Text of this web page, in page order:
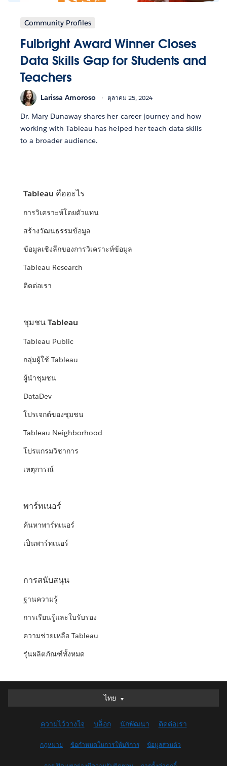
Community Profiles
Fulbright Award Winner Closes
Data Skills Gap for Students and
Teachers
Larissa Amoroso ตุลาคม 25, 2024
Dr. Mary Dunaway shares her career journey and how
working with Tableau has helped her teach data skills
to a broader audience.
Tableau คืออะไร
การวิเคราะห์โดยตัวแทน
สร้างวัฒนธรรมข้อมูล
ข้อมูลเชิงลึกของการวิเคราะห์ข้อมูล
Tableau Research
ติดต่อเรา
ชุมชน Tableau
Tableau Public
กลุ่มผู้ใช้ Tableau
ผู้นำชุมชน
DataDev
โปรเจกต์ของชุมชน
Tableau Neighborhood
โปรแกรมวิชาการ
เหตุการณ์
พาร์ทเนอร์
ค้นหาพาร์ทเนอร์
เป็นพาร์ทเนอร์
การสนับสนุน
ฐานความรู้
การเรียนรู้และใบรับรอง
ความช่วยเหลือ Tableau
รุ่นผลิตภัณฑ์ทั้งหมด
ไทย
ไทย
English (UK)
English (US)
ความไว้วางใจ บล็อก นักพัฒนา ติดต่อเรา
กฎหมาย ข้อกำหนดในการให้บริการ ข้อมูลส่วนตัว